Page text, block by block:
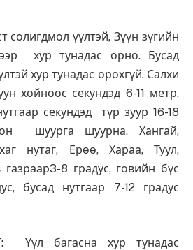
солигдмол үүлтэй, Зүүн зүгийн
хур тунадас орно. Бусад
хур тунадас орохгүй. Салхи
хойноос секундэд 6-11 метр,
секундэд түр зуур 16-18
шуурга шуурна. Хангай,
нутаг, Ерөө, Хараа, Туул,
8 градус, говийн бүс
бусад нутгаар 7-12 градус
Үүл багасна хур тунадас